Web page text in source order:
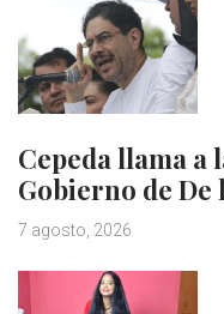
Cepeda llama a
Gobierno de
7 agosto, 2026